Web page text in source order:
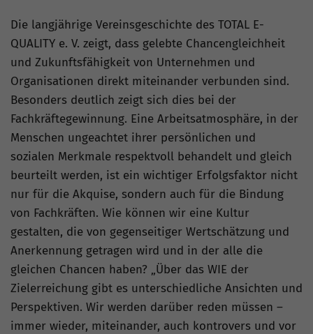
Die langjährige Vereinsgeschichte des TOTAL E-
QUALITY e. V. zeigt, dass gelebte Chancengleichheit
und Zukunftsfähigkeit von Unternehmen und
Organisationen direkt miteinander verbunden sind.
Besonders deutlich zeigt sich dies bei der
Fachkräftegewinnung. Eine Arbeitsatmosphäre, in der
Menschen ungeachtet ihrer persönlichen und
sozialen Merkmale respektvoll behandelt und gleich
beurteilt werden, ist ein wichtiger Erfolgsfaktor nicht
nur für die Akquise, sondern auch für die Bindung
von Fachkräften. Wie können wir eine Kultur
gestalten, die von gegenseitiger Wertschätzung und
Anerkennung getragen wird und in der alle die
gleichen Chancen haben? „Über das WIE der
Zielerreichung gibt es unterschiedliche Ansichten und
Perspektiven. Wir werden darüber reden müssen –
immer wieder, miteinander, auch kontrovers und vor